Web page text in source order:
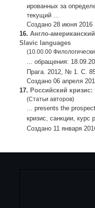
ированных за
текущий ...
Создано 28 июня 2016
16. Англо-
Slavic languages
(10.00.00
... обращения:
Прага. 2012, № 1. С.
Создано 06 апреля
17. Российский
(Статьи авторов)
... presents the
кризис, санкции,
Создано 11 января